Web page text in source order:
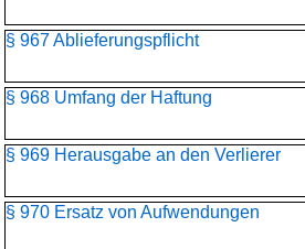
§ 967 Ablieferungspflicht
§ 968 Umfang der Haftung
§ 969 Herausgabe an den Verlierer
§ 970 Ersatz von Aufwendungen